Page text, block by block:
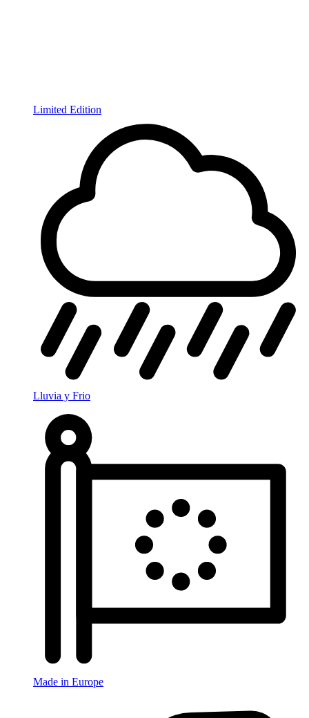
Limited Edition
Lluvia y Frio
Made in Europe